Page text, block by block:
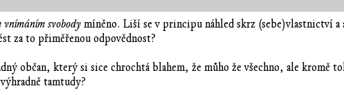
svobody míněno. Liší se v principu náhled skrz (sebe)vlastnictví a
za to přiměřenou odpovědnost?
občan, který si sice chrochtá blahem, že můho že všechno, ale kromě
tamtudy?